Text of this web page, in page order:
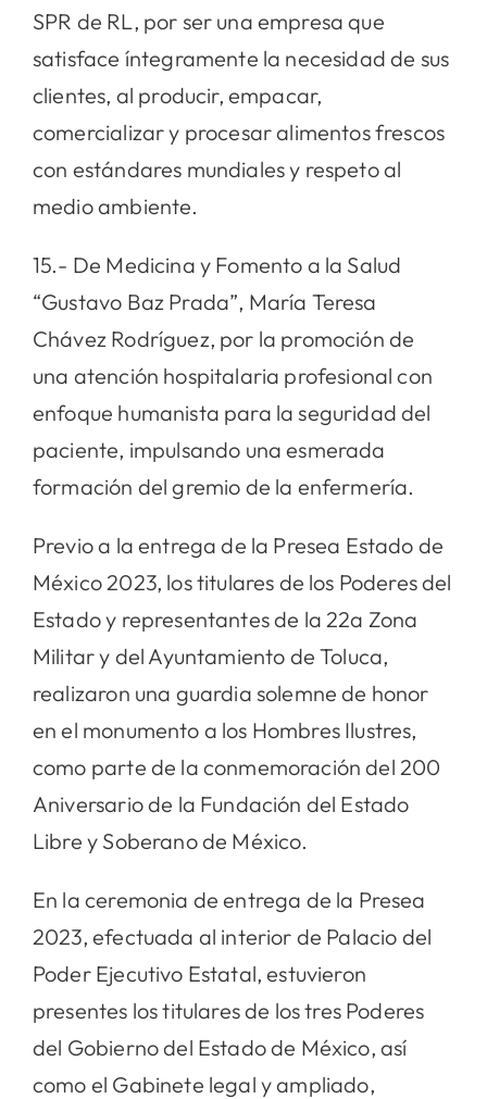
SPR de RL, por ser una empresa que
satisface íntegramente la necesidad de sus
clientes, al producir, empacar,
comercializar y procesar alimentos frescos
con estándares mundiales y respeto al
medio ambiente.
15.- De Medicina y Fomento a la Salud
“Gustavo Baz Prada”, María Teresa
Chávez Rodríguez, por la promoción de
una atención hospitalaria profesional con
enfoque humanista para la seguridad del
paciente, impulsando una esmerada
formación del gremio de la enfermería.
Previo a la entrega de la Presea Estado de
México 2023, los titulares de los Poderes del
Estado y representantes de la 22a Zona
Militar y del Ayuntamiento de Toluca,
realizaron una guardia solemne de honor
en el monumento a los Hombres Ilustres,
como parte de la conmemoración del 200
Aniversario de la Fundación del Estado
Libre y Soberano de México.
En la ceremonia de entrega de la Presea
2023, efectuada al interior de Palacio del
Poder Ejecutivo Estatal, estuvieron
presentes los titulares de los tres Poderes
del Gobierno del Estado de México, así
como el Gabinete legal y ampliado,